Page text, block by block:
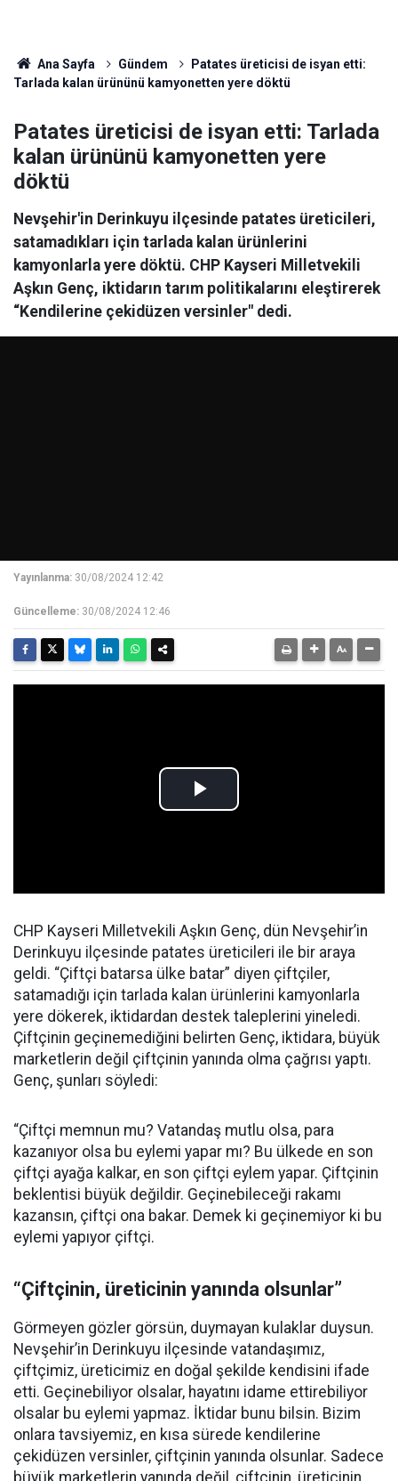
Ana Sayfa Gündem
Patates üreticisi de isyan etti:
Tarlada kalan ürününü kamyonetten yere döktü
Patates üreticisi de isyan etti: Tarlada
kalan ürününü kamyonetten yere
döktü
Nevşehir'in Derinkuyu ilçesinde patates üreticileri,
satamadıkları için tarlada kalan ürünlerini
kamyonlarla yere döktü. CHP Kayseri Milletvekili
Aşkın Genç, iktidarın tarım politikalarını eleştirerek
“Kendilerine çekidüzen versinler" dedi.
Yayınlanma: 30/08/2024 12:42
Güncelleme: 30/08/2024 12:46
CHP Kayseri Milletvekili Aşkın Genç, dün Nevşehir’in
Derinkuyu ilçesinde patates üreticileri ile bir araya
geldi. “Çiftçi batarsa ülke batar” diyen çiftçiler,
satamadığı için tarlada kalan ürünlerini kamyonlarla
yere dökerek, iktidardan destek taleplerini yineledi.
Çiftçinin geçinemediğini belirten Genç, iktidara, büyük
marketlerin değil çiftçinin yanında olma çağrısı yaptı.
Genç, şunları söyledi:
“Çiftçi memnun mu? Vatandaş mutlu olsa, para
kazanıyor olsa bu eylemi yapar mı? Bu ülkede en son
çiftçi ayağa kalkar, en son çiftçi eylem yapar. Çiftçinin
beklentisi büyük değildir. Geçinebileceği rakamı
kazansın, çiftçi ona bakar. Demek ki geçinemiyor ki bu
eylemi yapıyor çiftçi.
“Çiftçinin, üreticinin yanında olsunlar”
Görmeyen gözler görsün, duymayan kulaklar duysun.
Nevşehir’in Derinkuyu ilçesinde vatandaşımız,
çiftçimiz, üreticimiz en doğal şekilde kendisini ifade
etti. Geçinebiliyor olsalar, hayatını idame ettirebiliyor
olsalar bu eylemi yapmaz. İktidar bunu bilsin. Bizim
onlara tavsiyemiz, en kısa sürede kendilerine
çekidüzen versinler, çiftçinin yanında olsunlar. Sadece